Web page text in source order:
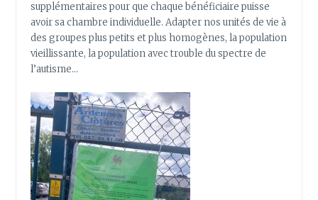
supplémentaires pour que chaque bénéficiaire puisse
avoir sa chambre individuelle. Adapter nos unités de vie à
des groupes plus petits et plus homogènes, la population
vieillissante, la population avec trouble du spectre de
l’autisme…